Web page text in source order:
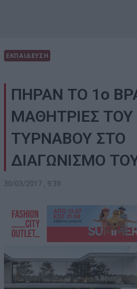
ΕΚΠΑΙΔΕΥΣΗ
ΠΗΡΑΝ ΤΟ 1ο
ΜΑΘΗΤΡΙΕΣ ΤΟΥ
ΤΥΡΝΑΒΟΥ ΣΤΟ
ΔΙΑΓΩΝΙΣΜΟ
30/03/2017 , 9:39